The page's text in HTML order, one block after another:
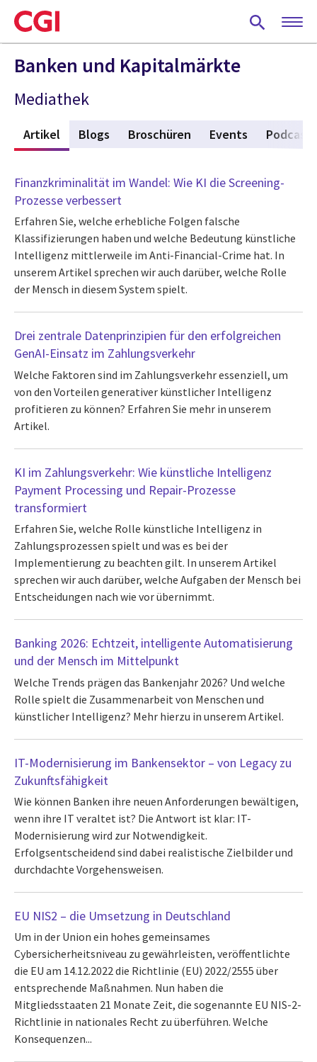
Skip
to
main
content
Banken und Kapitalmärkte
Mediathek
Artikel (active tab)
Blogs Broschüren Events Podcasts
Finanzkriminalität im Wandel: Wie KI die Screening-
Prozesse verbessert
Erfahren Sie, welche erhebliche Folgen falsche
Klassifizierungen haben und welche Bedeutung künstliche
Intelligenz mittlerweile im Anti-Financial-Crime hat. In
unserem Artikel sprechen wir auch darüber, welche Rolle
der Mensch in diesem System spielt.
Drei zentrale Datenprinzipien für den erfolgreichen
GenAI-Einsatz im Zahlungsverkehr
Welche Faktoren sind im Zahlungsverkehr essenziell, um
von den Vorteilen generativer künstlicher Intelligenz
profitieren zu können? Erfahren Sie mehr in unserem
Artikel.
KI im Zahlungsverkehr: Wie künstliche Intelligenz
Payment Processing und Repair-Prozesse
transformiert
Erfahren Sie, welche Rolle künstliche Intelligenz in
Zahlungsprozessen spielt und was es bei der
Implementierung zu beachten gilt. In unserem Artikel
sprechen wir auch darüber, welche Aufgaben der Mensch bei
Entscheidungen nach wie vor übernimmt.
Banking 2026: Echtzeit, intelligente Automatisierung
und der Mensch im Mittelpunkt
Welche Trends prägen das Bankenjahr 2026? Und welche
Rolle spielt die Zusammenarbeit von Menschen und
künstlicher Intelligenz? Mehr hierzu in unserem Artikel.
IT-Modernisierung im Bankensektor – von Legacy zu
Zukunftsfähigkeit
Wie können Banken ihre neuen Anforderungen bewältigen,
wenn ihre IT veraltet ist? Die Antwort ist klar: IT-
Modernisierung wird zur Notwendigkeit.
Erfolgsentscheidend sind dabei realistische Zielbilder und
durchdachte Vorgehensweisen.
EU NIS2 – die Umsetzung in Deutschland
Um in der Union ein hohes gemeinsames
Cybersicherheitsniveau zu gewährleisten, veröffentlichte
die EU am 14.12.2022 die Richtlinie (EU) 2022/2555 über
entsprechende Maßnahmen. Nun haben die
Mitgliedsstaaten 21 Monate Zeit, die sogenannte EU NIS-2-
Richtlinie in nationales Recht zu überführen. Welche
Konsequenzen...